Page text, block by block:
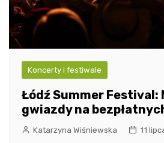
Koncerty i festiwale
Łódź Summer Festival:
gwiazdy na
Katarzyna Wiśniewska 11